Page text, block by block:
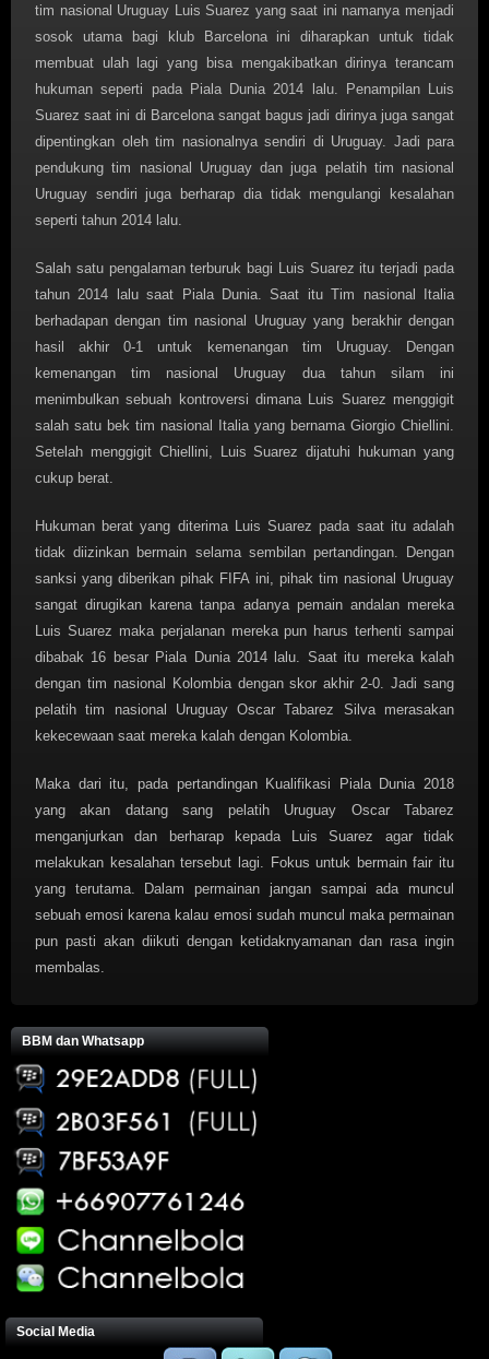
tim nasional Uruguay Luis Suarez yang saat ini namanya menjadi
sosok utama bagi klub Barcelona ini diharapkan untuk tidak
membuat ulah lagi yang bisa mengakibatkan dirinya terancam
hukuman seperti pada Piala Dunia 2014 lalu. Penampilan Luis
Suarez saat ini di Barcelona sangat bagus jadi dirinya juga sangat
dipentingkan oleh tim nasionalnya sendiri di Uruguay. Jadi para
pendukung tim nasional Uruguay dan juga pelatih tim nasional
Uruguay sendiri juga berharap dia tidak mengulangi kesalahan
seperti tahun 2014 lalu.
Salah satu pengalaman terburuk bagi Luis Suarez itu terjadi pada
tahun 2014 lalu saat Piala Dunia. Saat itu Tim nasional Italia
berhadapan dengan tim nasional Uruguay yang berakhir dengan
hasil akhir 0-1 untuk kemenangan tim Uruguay. Dengan
kemenangan tim nasional Uruguay dua tahun silam ini
menimbulkan sebuah kontroversi dimana Luis Suarez menggigit
salah satu bek tim nasional Italia yang bernama Giorgio Chiellini.
Setelah menggigit Chiellini, Luis Suarez dijatuhi hukuman yang
cukup berat.
Hukuman berat yang diterima Luis Suarez pada saat itu adalah
tidak diizinkan bermain selama sembilan pertandingan. Dengan
sanksi yang diberikan pihak FIFA ini, pihak tim nasional Uruguay
sangat dirugikan karena tanpa adanya pemain andalan mereka
Luis Suarez maka perjalanan mereka pun harus terhenti sampai
dibabak 16 besar Piala Dunia 2014 lalu. Saat itu mereka kalah
dengan tim nasional Kolombia dengan skor akhir 2-0. Jadi sang
pelatih tim nasional Uruguay Oscar Tabarez Silva merasakan
kekecewaan saat mereka kalah dengan Kolombia.
Maka dari itu, pada pertandingan Kualifikasi Piala Dunia 2018
yang akan datang sang pelatih Uruguay Oscar Tabarez
menganjurkan dan berharap kepada Luis Suarez agar tidak
melakukan kesalahan tersebut lagi. Fokus untuk bermain fair itu
yang terutama. Dalam permainan jangan sampai ada muncul
sebuah emosi karena kalau emosi sudah muncul maka permainan
pun pasti akan diikuti dengan ketidaknyamanan dan rasa ingin
membalas.
BBM dan Whatsapp
Social Media